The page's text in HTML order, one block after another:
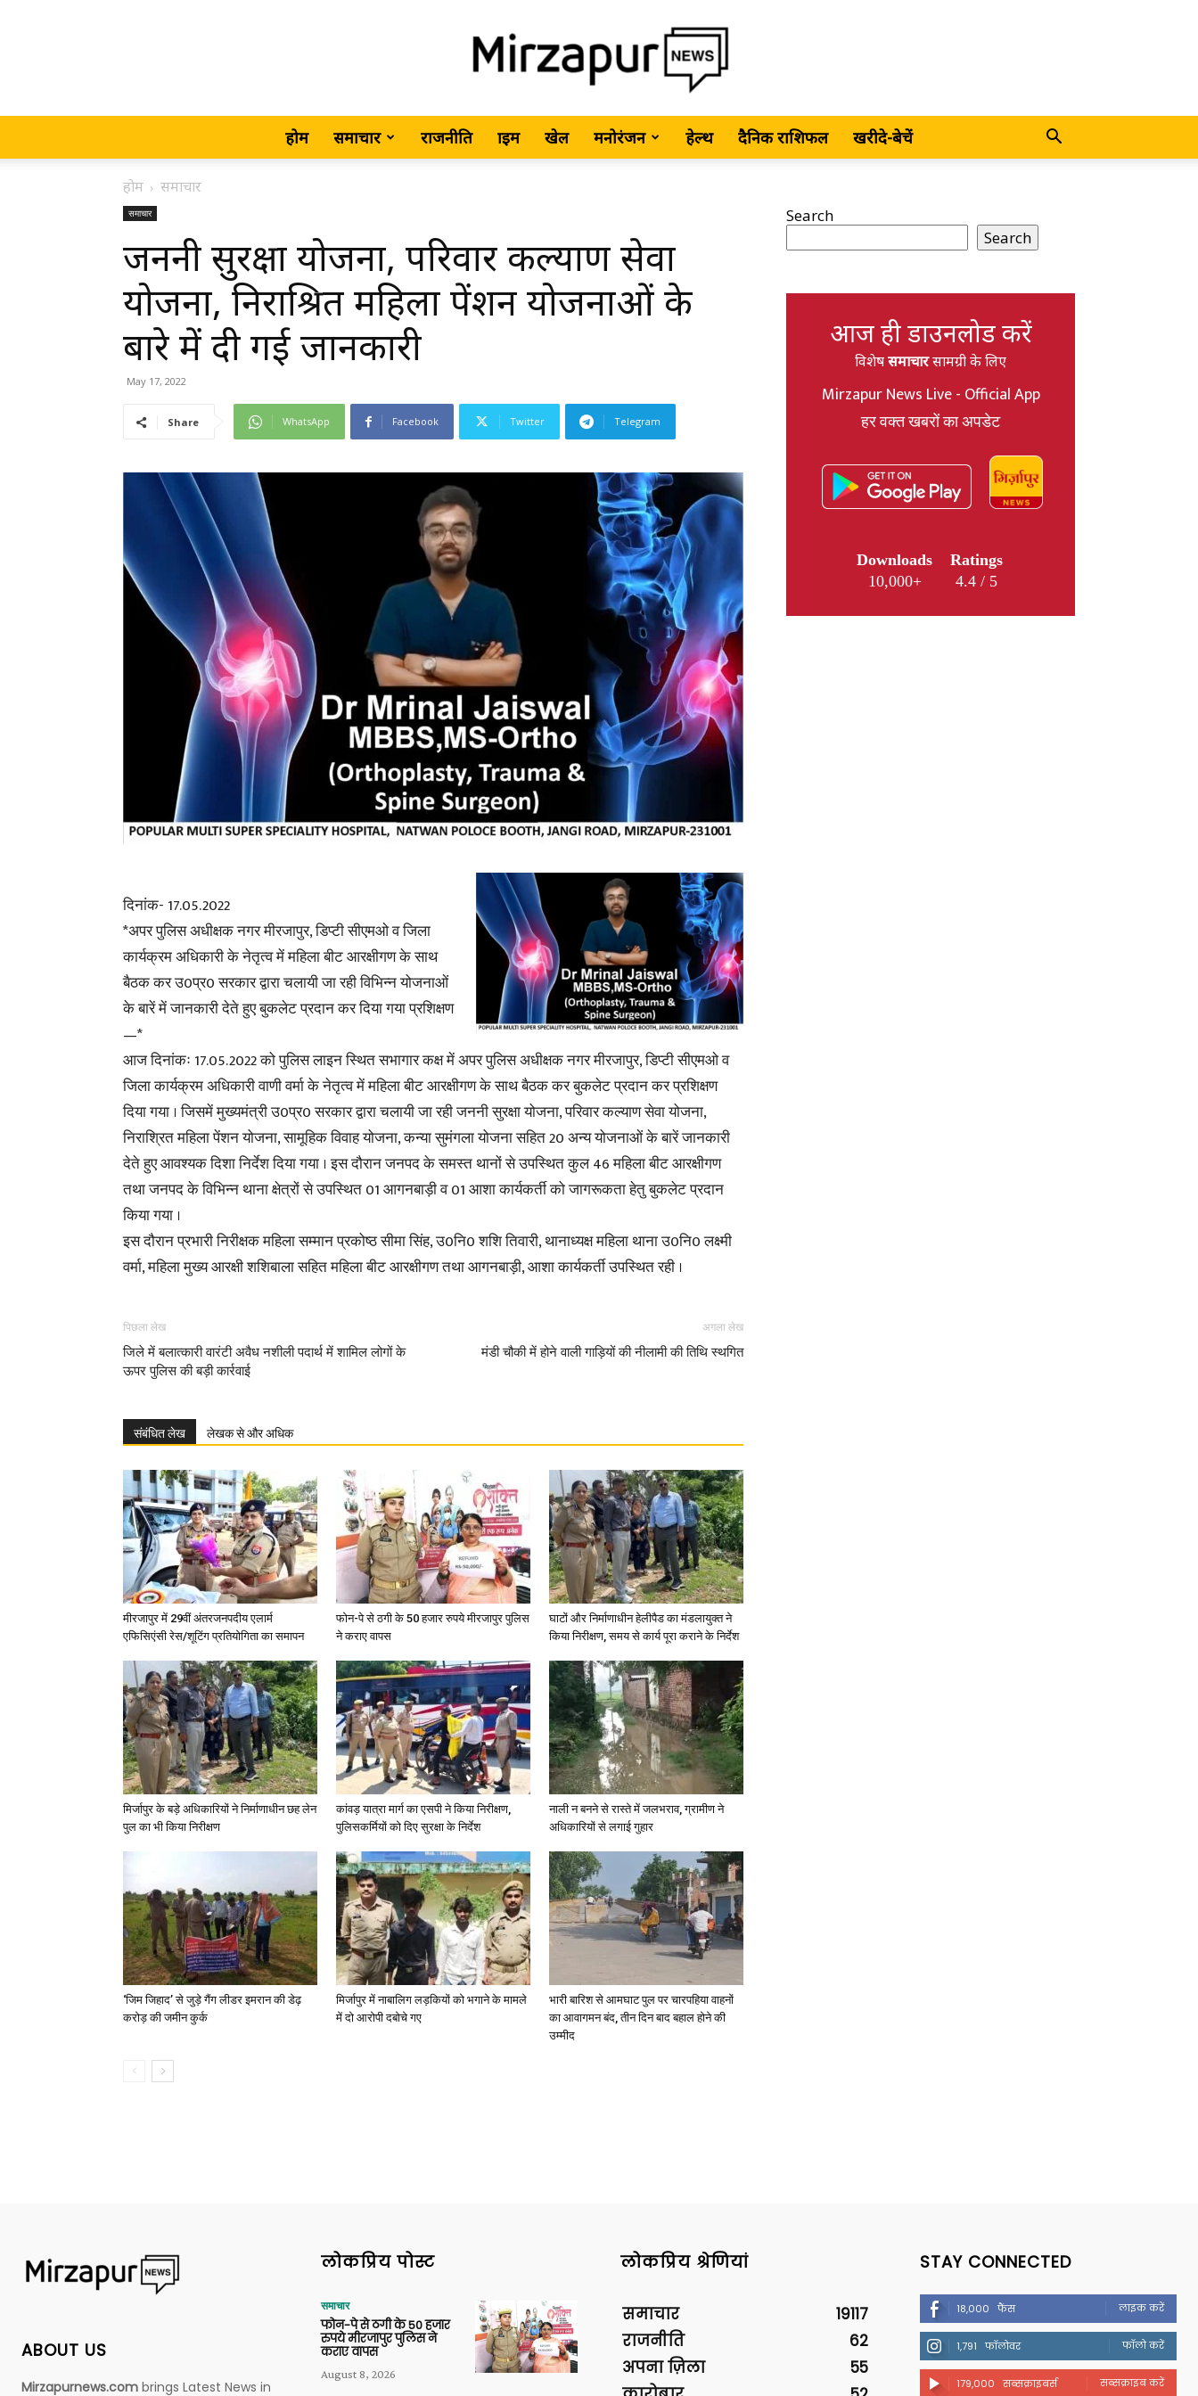
MirzapurNews.com
•
News,
Latest
News
Hindi,
Today
Hindi
होम समाचार राजनीति क्राइम खेल मनोरंजन हेल्थ दैनिक राशिफल खरीदे-बेचें
होम समाचार
समाचार
जननी सुरक्षा योजना, परिवार कल्याण सेवा
योजना, निराश्रित महिला पेंशन योजनाओं के
बारे में दी गई जानकारी
May 17, 2022
Share WhatsApp Facebook Twitter Telegram
दिनांक- 17.05.2022
*अपर पुलिस अधीक्षक नगर मीरजापुर, डिप्टी सीएमओ व जिला
कार्यक्रम अधिकारी के नेतृत्व में महिला बीट आरक्षीगण के साथ
बैठक कर उ0प्र0 सरकार द्वारा चलायी जा रही विभिन्न योजनाओं
के बारें में जानकारी देते हुए बुकलेट प्रदान कर दिया गया प्रशिक्षण
—*
आज दिनांकः 17.05.2022 को पुलिस लाइन स्थित सभागार कक्ष में अपर पुलिस अधीक्षक नगर मीरजापुर, डिप्टी सीएमओ व
जिला कार्यक्रम अधिकारी वाणी वर्मा के नेतृत्व में महिला बीट आरक्षीगण के साथ बैठक कर बुकलेट प्रदान कर प्रशिक्षण
दिया गया । जिसमें मुख्यमंत्री उ0प्र0 सरकार द्वारा चलायी जा रही जननी सुरक्षा योजना, परिवार कल्याण सेवा योजना,
निराश्रित महिला पेंशन योजना, सामूहिक विवाह योजना, कन्या सुमंगला योजना सहित 20 अन्य योजनाओं के बारें जानकारी
देते हुए आवश्यक दिशा निर्देश दिया गया । इस दौरान जनपद के समस्त थानों से उपस्थित कुल 46 महिला बीट आरक्षीगण
तथा जनपद के विभिन्न थाना क्षेत्रों से उपस्थित 01 आगनबाड़ी व 01 आशा कार्यकर्ती को जागरूकता हेतु बुकलेट प्रदान
किया गया ।
इस दौरान प्रभारी निरीक्षक महिला सम्मान प्रकोष्ठ सीमा सिंह, उ0नि0 शशि तिवारी, थानाध्यक्ष महिला थाना उ0नि0 लक्ष्मी
वर्मा, महिला मुख्य आरक्षी शशिबाला सहित महिला बीट आरक्षीगण तथा आगनबाड़ी, आशा कार्यकर्ती उपस्थित रही ।
पिछला लेख
जिले में बलात्कारी वारंटी अवैध नशीली पदार्थ में शामिल लोगों के
ऊपर पुलिस की बड़ी कार्रवाई
अगला लेख
मंडी चौकी में होने वाली गाड़ियों की नीलामी की तिथि स्थगित
संबंधित लेख लेखक से और अधिक
मीरजापुर में 29वीं अंतरजनपदीय एलार्म
एफिसिएंसी रेस/शूटिंग प्रतियोगिता का समापन
फोन-पे से ठगी के 50 हजार रुपये मीरजापुर पुलिस
ने कराए वापस
घाटों और निर्माणाधीन हेलीपैड का मंडलायुक्त ने
किया निरीक्षण, समय से कार्य पूरा कराने के निर्देश
मिर्जापुर के बड़े अधिकारियों ने निर्माणाधीन छह लेन
पुल का भी किया निरीक्षण
कांवड़ यात्रा मार्ग का एसपी ने किया निरीक्षण,
पुलिसकर्मियों को दिए सुरक्षा के निर्देश
नाली न बनने से रास्ते में जलभराव, ग्रामीण ने
अधिकारियों से लगाई गुहार
‘जिम जिहाद’ से जुड़े गैंग लीडर इमरान की डेढ़
करोड़ की जमीन कुर्क
मिर्जापुर में नाबालिग लड़कियों को भगाने के मामले
में दो आरोपी दबोचे गए
भारी बारिश से आमघाट पुल पर चारपहिया वाहनों
का आवागमन बंद, तीन दिन बाद बहाल होने की
उम्मीद
Search
Search
आज ही डाउनलोड करें
विशेषसमाचारसामग्री के लिए
Mirzapur News Live - Official App
हर वक्त खबरों का अपडेट
Downloads
10,000+
Ratings
4.4 / 5
ABOUT US
Mirzapurnews.com brings Latest News in
लोकप्रिय पोस्ट
समाचार
फोन-पे से ठगी के 50 हजार
रुपये मीरजापुर पुलिस ने
कराए वापस
August 8, 2026
लोकप्रिय श्रेणियां
समाचार
19117
राजनीति
62
अपना ज़िला
55
STAY CONNECTED
18,000 फैंस लाइक करें
1,791 फॉलोवर फॉलो करें
179,000 सब्सक्राइबर्स सब्सक्राइब करें